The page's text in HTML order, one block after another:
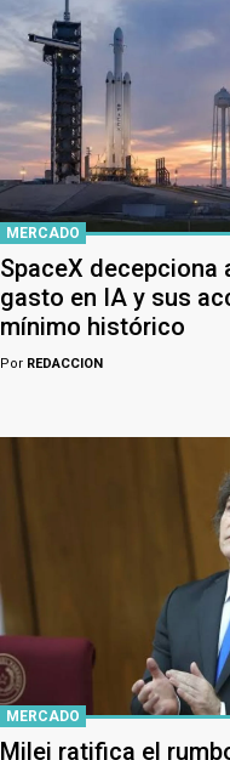
MERCADO
SpaceX
gasto en IA y sus
mínimo histórico
Por REDACCION
MERCADO
Milei ratifica el